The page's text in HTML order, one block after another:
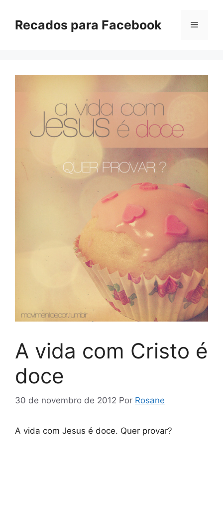
paraRecados para Facebook Menu
A vida com Cristo é
doce
30 de novembro de 2012 Por Rosane
A vida com Jesus é doce. Quer provar?